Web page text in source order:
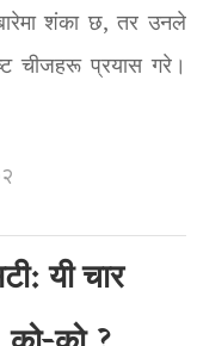
शंका छ, तर उनले
चीजहरू प्रयास गरे।
यी चार